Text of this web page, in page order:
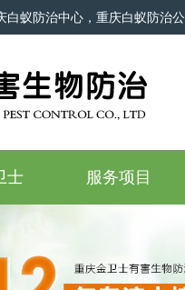
蚁防治中心，重庆白蚁防治
士 服务项目